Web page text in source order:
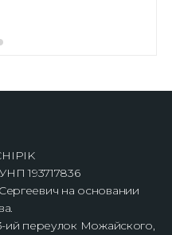
193717836
на основании
ий переулок Можайского,